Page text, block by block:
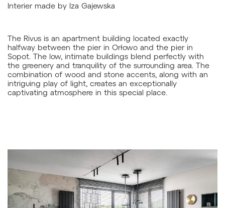
Interier made by Iza Gajewska
The Rivus is an apartment building located exactly
halfway between the pier in Orłowo and the pier in
Sopot. The low, intimate buildings blend perfectly with
the greenery and tranquility of the surrounding area. The
combination of wood and stone accents, along with an
intriguing play of light, creates an exceptionally
captivating atmosphere in this special place.